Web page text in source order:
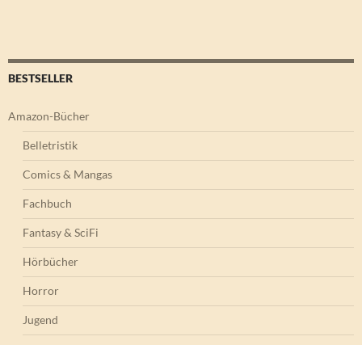
BESTSELLER
Amazon-Bücher
Belletristik
Comics & Mangas
Fachbuch
Fantasy & SciFi
Hörbücher
Horror
Jugend